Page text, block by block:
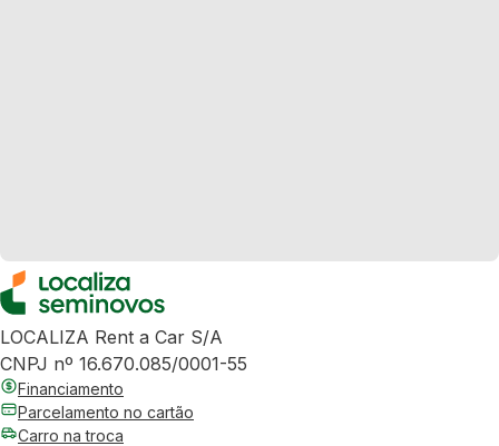
LOCALIZA Rent a Car S/A
CNPJ nº 16.670.085/0001-55
Financiamento
Parcelamento no cartão
Carro na troca